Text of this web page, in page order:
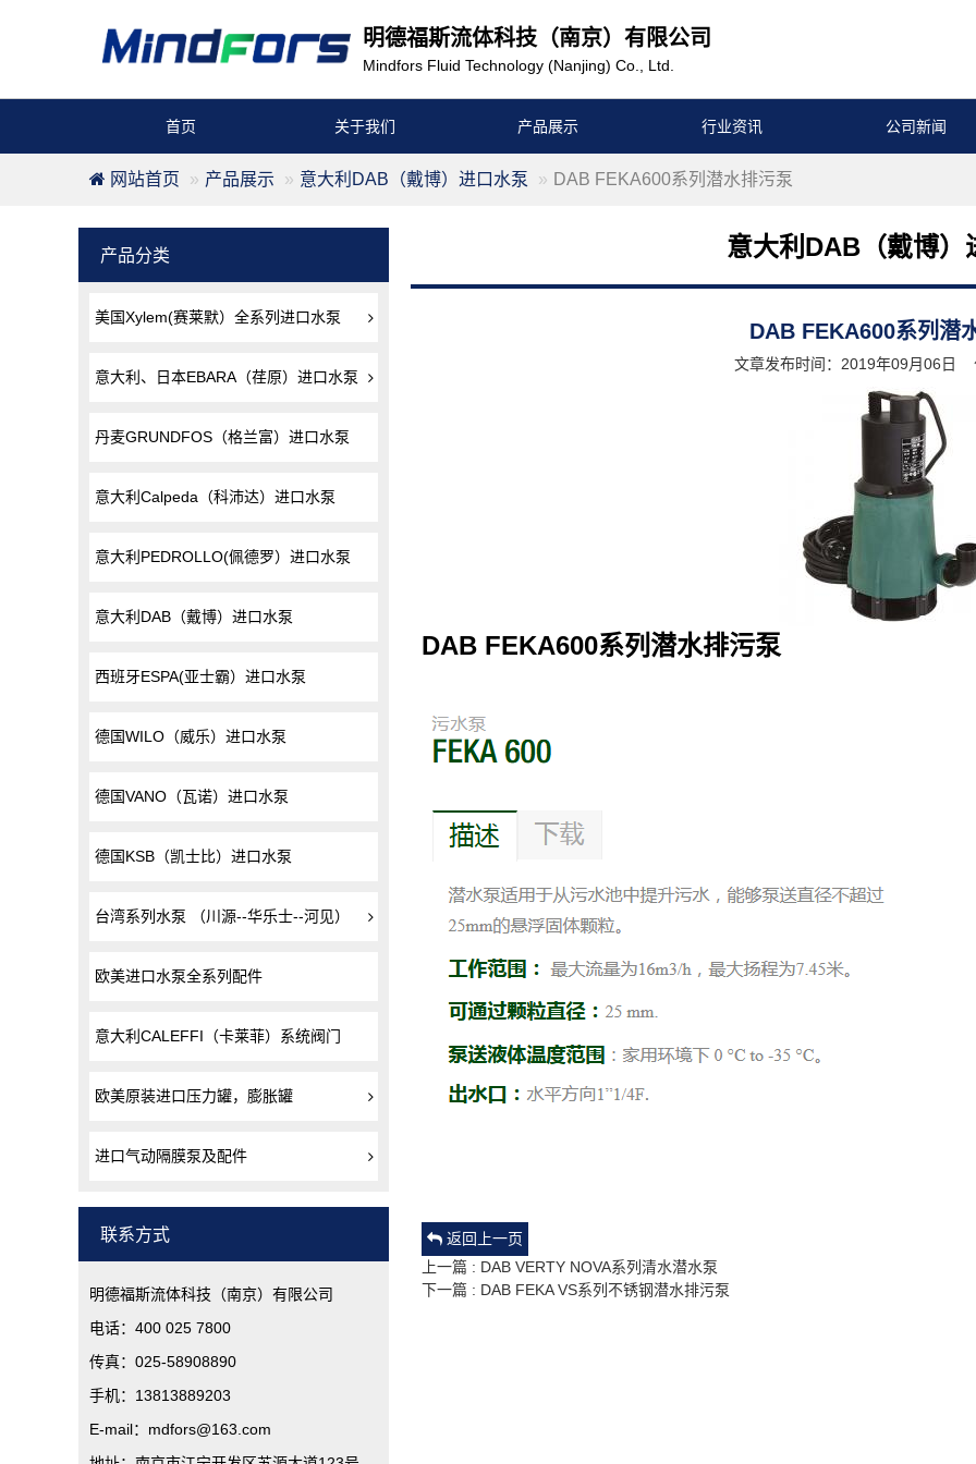
明德福斯流体科技（南京）有限公司
Mindfors Fluid Technology (Nanjing) Co., Ltd.
首页 关于我们 产品展示 行业资讯 公司新闻
网站首页 产品展示 意大利DAB（戴博）进口水泵 DAB FEKA600系列潜水排污泵
产品分类
美国Xylem(赛莱默）全系列进口水泵
意大利、日本EBARA（荏原）进口水泵
丹麦GRUNDFOS（格兰富）进口水泵
意大利Calpeda（科沛达）进口水泵
意大利PEDROLLO(佩德罗）进口水泵
意大利DAB（戴博）进口水泵
西班牙ESPA(亚士霸）进口水泵
德国WILO（威乐）进口水泵
德国VANO（瓦诺）进口水泵
德国KSB（凯士比）进口水泵
台湾系列水泵 （川源--华乐士--河见）
欧美进口水泵全系列配件
意大利CALEFFI（卡莱菲）系统阀门
欧美原装进口压力罐，膨胀罐
进口气动隔膜泵及配件
联系方式
明德福斯流体科技（南京）有限公司
电话：400 025 7800
传真：025-58908890
手机：13813889203
E-mail：mdfors@163.com
意大利DAB（戴博）
DAB FEKA600系列潜
文章发布时间：2019年09月06日
DAB FEKA600系列潜水排污泵
返回上一页
上一篇 : DAB VERTY NOVA系列清水潜水泵
下一篇 : DAB FEKA VS系列不锈钢潜水排污泵